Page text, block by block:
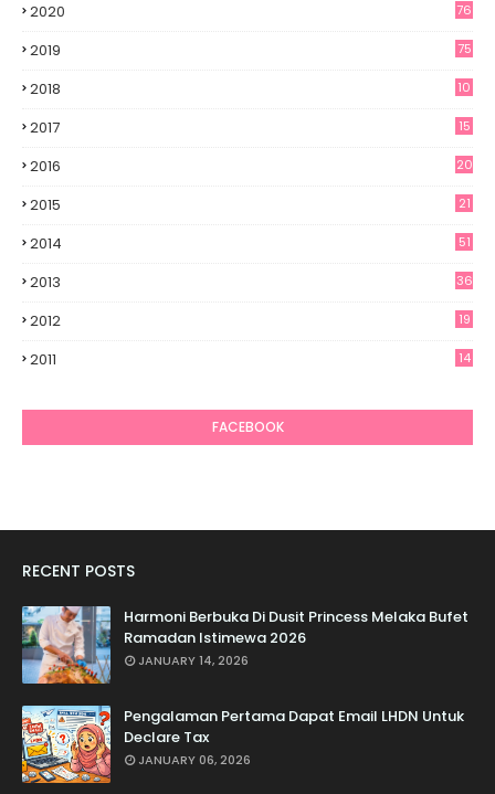
2020 76
2019 75
2018 10
2017 15
2016 20
2015 21
2014 51
2013 36
2012
19
2011
14
FACEBOOK
RECENT POSTS
Harmoni Berbuka Di Dusit Princess Melaka Bufet
Ramadan Istimewa 2026
JANUARY 14, 2026
Pengalaman Pertama Dapat Email LHDN Untuk
Declare Tax
JANUARY 06, 2026